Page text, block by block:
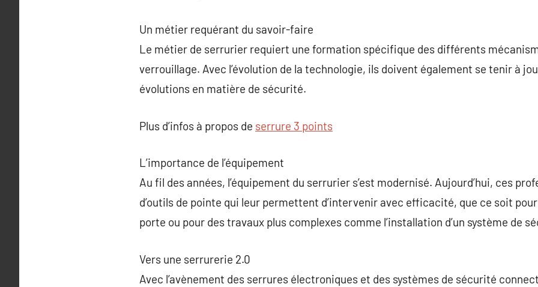
Un métier requérant du savoir-faire
Le métier de serrurier requiert une formation spécifique des différents
verrouillage. Avec l’évolution de la technologie, ils doivent également se tenir à
évolutions en matière de sécurité.
Plus d’infos à propos de serrure 3 points
L’importance de l’équipement
Au fil des années, l’équipement du serrurier s’est modernisé. Aujourd’hui, ces
d’outils de pointe qui leur permettent d’intervenir avec efficacité, que ce soit
porte ou pour des travaux plus complexes comme l’installation d’un système de
Vers une serrurerie 2.0
Avec l’avènement des serrures électroniques et des systèmes de sécurité